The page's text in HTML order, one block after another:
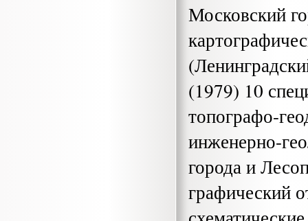
Московский
(1979) 10
топографо-
инженерно-
города и
графический